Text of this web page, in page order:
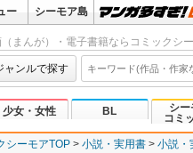
ー シーモア島
まんが）・電子書籍ならコミックシー
ャンルで探す
少女・女性 BL
シー
コミ
シーモアTOP 小説・実用書 小説・